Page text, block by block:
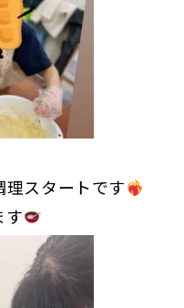
スタートです
す